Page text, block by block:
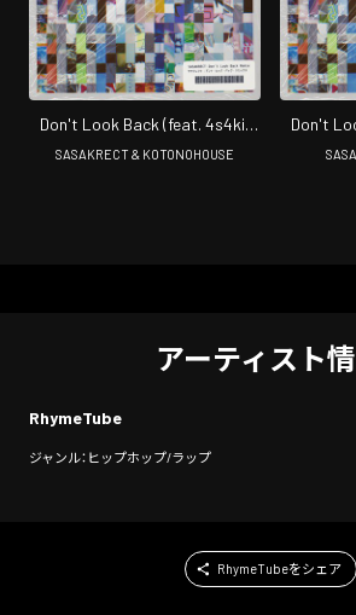
Don't Look Back (feat. 4s4ki,
maeshima soshi, RhymeTube,
SASAKRECT & KOTONOHOUSE
Don't
アーティスト
RhymeTube
ジャンル：ヒップホップ/ラップ
RhymeTubeをシェア